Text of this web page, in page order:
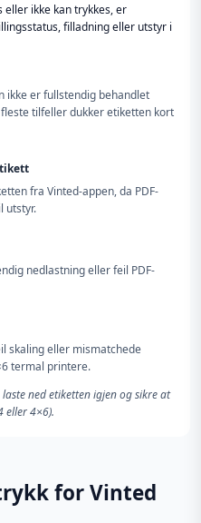
eller ikke kan trykkes, er
filladning eller utstyr i
ikke er fullstendig behandlet
tilfeller dukker etiketten kort
fra Vinted-appen, da PDF-
utstyr.
nedlastning eller feil PDF-
skaling eller mismatchede
termal printere.
ned etiketten igjen og sikre at
eller 4×6).
for Vinted